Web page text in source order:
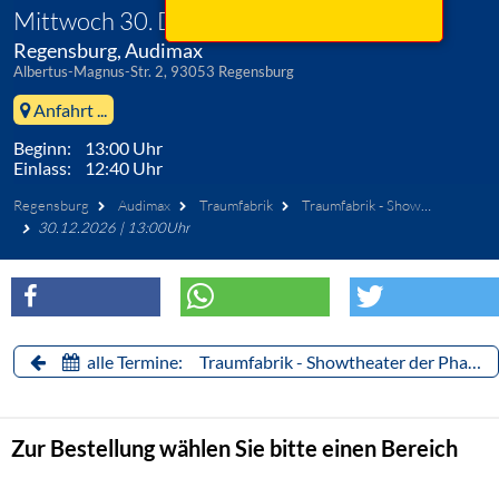
Mittwoch 30. Dezember 2026
Regensburg, Audimax
Albertus-Magnus-Str. 2, 93053 Regensburg
Anfahrt ...
Beginn: 13:00 Uhr
Einlass: 12:40 Uhr
Regensburg Audimax Traumfabrik
Traumfabrik - Showtheater der Phantasie
30.12.2026 | 13:00Uhr
alle Termine: Traumfabrik - Showtheater der Phantasie
Zur Bestellung wählen Sie bitte einen Bereich